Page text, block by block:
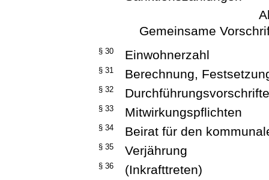
Gemeinsame
§ 30 Einwohnerzahl
§ 31 Berechnung,
§ 32
§ 33 Mitwirkungspflichten
§ 34 Beirat für den
§ 35 Verjährung
§ 36 (Inkrafttreten)